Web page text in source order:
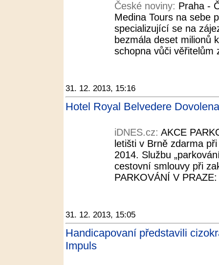
České noviny: Praha -
Medina Tours na sebe
specializující se na
bezmála deset milionů
schopna vůči věřitelům
31. 12. 2013, 15:16
Hotel Royal Belvedere
iDNES.cz: AKCE
letišti v Brně zdarma
2014. Službu
cestovní smlouvy při
PARKOVÁNÍ V
31. 12. 2013, 15:05
Handicapovaní představili
Impuls